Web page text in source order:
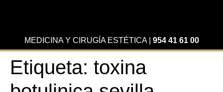
MEDICINA Y CIRUGÍA ESTÉTICA| 954 41 61 00
Etiqueta: toxina